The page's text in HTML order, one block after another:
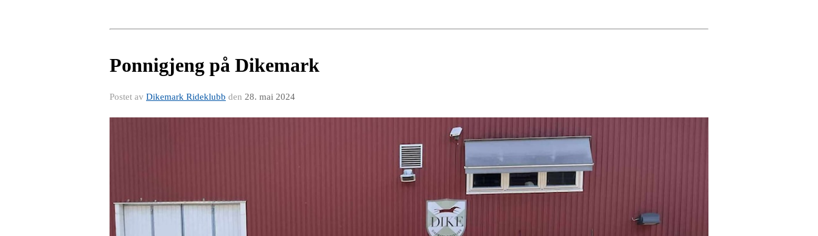
Ponnigjeng på Dikemark
Postet av Dikemark Rideklubb den 28. mai 2024